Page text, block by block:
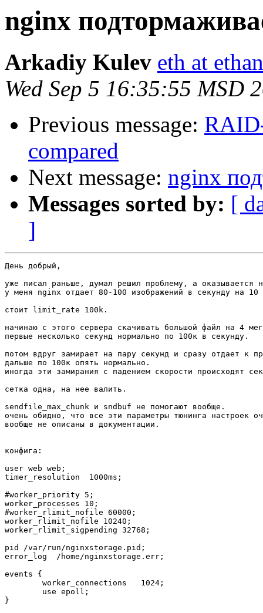
nginx
Arkadiy Kulev eth at
Wed Sep 5 16:35:55 MSD
Previous message:
compared
Next message: nginx
Messages sorted by: [
]
День добрый,
уже писал раньше, думал решил проблему, а оказывается
у меня nginx отдает 80-100 изображений в секунду на
стоит limit_rate 100k.
начинаю с этого сервера скачивать большой файл на 4
первые несколько секунд нормально по 100к в секунду.
потом вдруг замирает на пару секунд и сразу отдает к
дальше по 100к опять нормально.
иногда эти замирания с падением скорости происходят
сетка одна, на нее валить.
sendfile_max_chunk и sndbuf не помогают вообще.
очень обидно, что все эти параметры тюнинга настроек
вообще не описаны в документации.
конфига:
user web web;
timer_resolution  1000ms;
#worker_priority 5;
worker_processes 10;
#worker_rlimit_nofile 60000;
worker_rlimit_nofile 10240;
worker_rlimit_sigpending 32768;
pid /var/run/nginxstorage.pid;
error_log  /home/nginxstorage.err;
events {
        worker_connections   1024;
        use epoll;
}